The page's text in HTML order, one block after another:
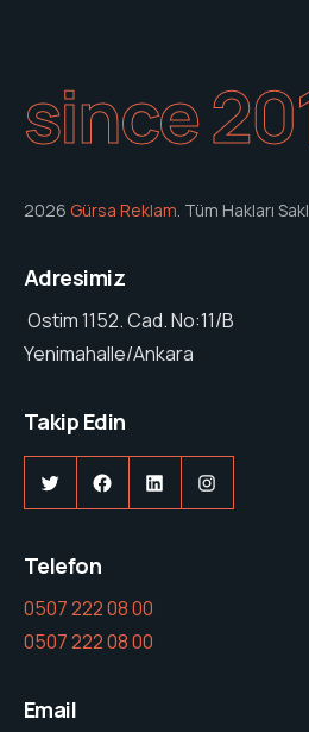
since
2026 Gürsa Reklam. Tüm Hakları
Adresimiz
Ostim 1152. Cad. No:11/B
Yenimahalle/Ankara
Takip Edin
Telefon
0507 222 08 00
0507 222 08 00
Email